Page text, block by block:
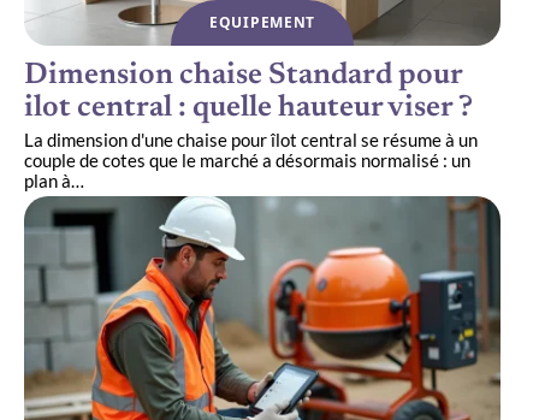
EQUIPEMENT
Dimension chaise Standard pour
ilot central : quelle hauteur viser ?
La dimension d'une chaise pour îlot central se résume à un
couple de cotes que le marché a désormais normalisé : un
plan à